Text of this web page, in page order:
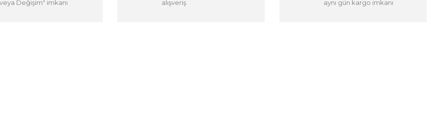
veya Değişim" imkanı
alışveriş
aynı gün kargo imkanı